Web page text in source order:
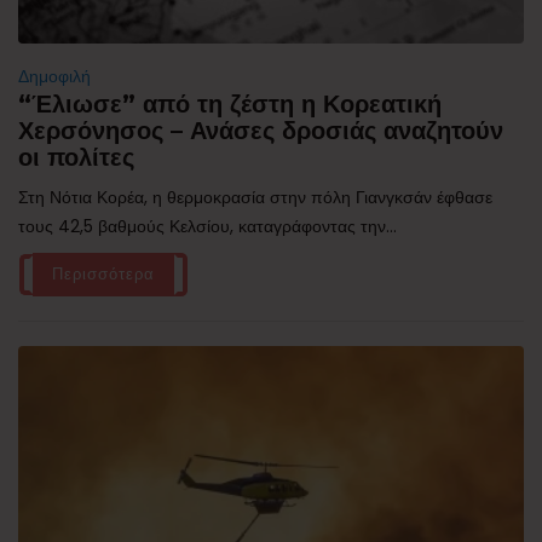
Δημοφιλή
“Έλιωσε” από τη ζέστη η Κορεατική
Χερσόνησος – Ανάσες δροσιάς αναζητούν
οι πολίτες
Στη Νότια Κορέα, η θερμοκρασία στην πόλη Γιανγκσάν έφθασε
τους 42,5 βαθμούς Κελσίου, καταγράφοντας την...
Περισσότερα